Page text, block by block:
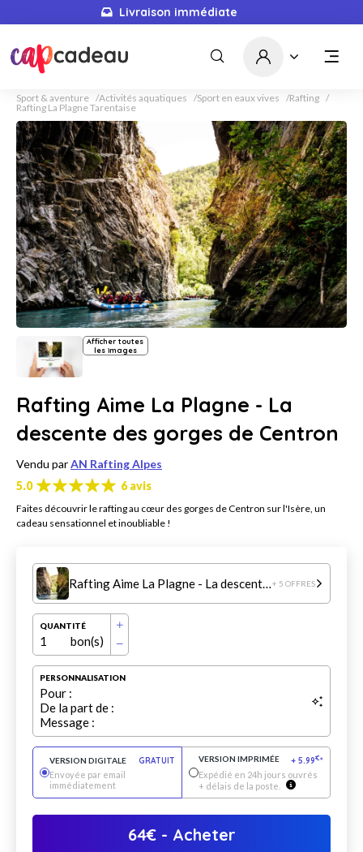
Livraison immédiate
Sport & aventure Activités aquatiques Sport en eaux vives
Rafting
Rafting La Plagne Tarentaise
Afficher toutes
les images
Rafting Aime La Plagne - La
descente des gorges de Centron
Vendu parAN Rafting Alpes
5.0
6 avis
Faites découvrir le rafting au cœur des gorges de Centron sur l'Isère, un
cadeau sensationnel et inoubliable !
Rafting Aime La Plagne - La descente des gorges de Centron+ 5 OFFRES
QUANTITÉ
1 bon(s)
PERSONNALISATION
Pour :
De la part de :
Message :
VERSION DIGITALE
GRATUIT
Envoyée par email
immédiatement
VERSION IMPRIMÉE + 5.99€*
Expédié en 24h jours ouvrés
+ délais de la poste.
64€- Acheter